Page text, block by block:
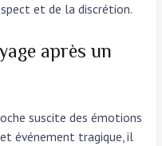
et de la discrétion.
après un
suscite des émotions
événement tragique, il